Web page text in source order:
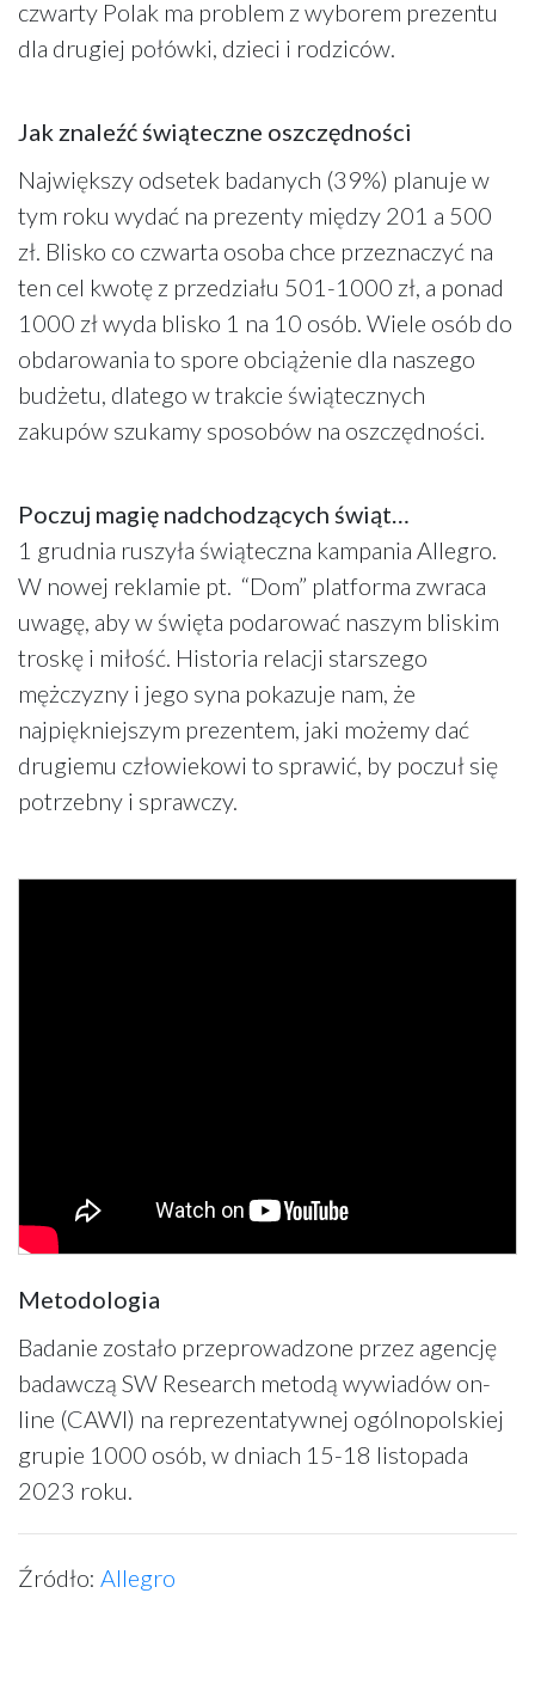
czwarty Polak ma problem z wyborem prezentu
dla drugiej połówki, dzieci i rodziców.
Jak znaleźć świąteczne oszczędności
Największy odsetek badanych (39%) planuje w
tym roku wydać na prezenty między 201 a 500
zł. Blisko co czwarta osoba chce przeznaczyć na
ten cel kwotę z przedziału 501-1000 zł, a ponad
1000 zł wyda blisko 1 na 10 osób. Wiele osób do
obdarowania to spore obciążenie dla naszego
budżetu, dlatego w trakcie świątecznych
zakupów szukamy sposobów na oszczędności.
Poczuj magię nadchodzących świąt…
1 grudnia ruszyła świąteczna kampania Allegro.
W nowej reklamie pt. “Dom” platforma zwraca
uwagę, aby w święta podarować naszym bliskim
troskę i miłość. Historia relacji starszego
mężczyzny i jego syna pokazuje nam, że
najpiękniejszym prezentem, jaki możemy dać
drugiemu człowiekowi to sprawić, by poczuł się
potrzebny i sprawczy.
Metodologia
Badanie zostało przeprowadzone przez agencję
badawczą SW Research metodą wywiadów on-
line (CAWI) na reprezentatywnej ogólnopolskiej
grupie 1000 osób, w dniach 15-18 listopada
2023 roku.
Źródło: Allegro